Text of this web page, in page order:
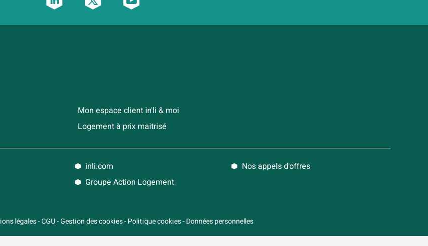
Mon espace client in'li & moi
Logement à prix maitrisé
inli.com
Nos appels d'offres
Groupe Action Logement
légales-CGU-Gestion des cookies-Politique cookies-Données personnelles